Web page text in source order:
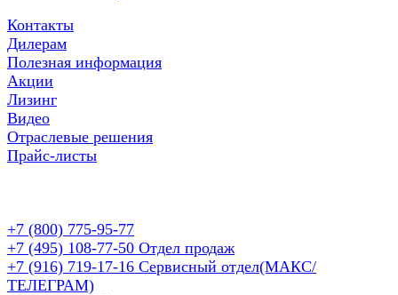
Контакты
Дилерам
Полезная информация
Акции
Лизинг
Видео
Отраслевые решения
Прайс-листы
+7 (800) 775-95-77
+7 (495) 108-77-50 Отдел продаж
+7 (916) 719-17-16 Сервисный отдел(МАКС/
ТЕЛЕГРАМ)